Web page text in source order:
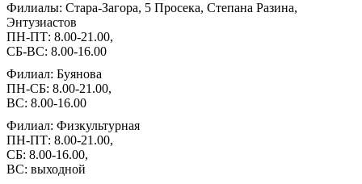
Филиалы: Стара-Загора, 5 Просека, Степана Разина,
Энтузиастов
ПН-ПТ: 8.00-21.00,
СБ-ВС: 8.00-16.00
Филиал: Буянова
ПН-СБ: 8.00-21.00,
ВС: 8.00-16.00
Филиал: Физкультурная
ПН-ПТ: 8.00-21.00,
СБ: 8.00-16.00,
ВС: выходной